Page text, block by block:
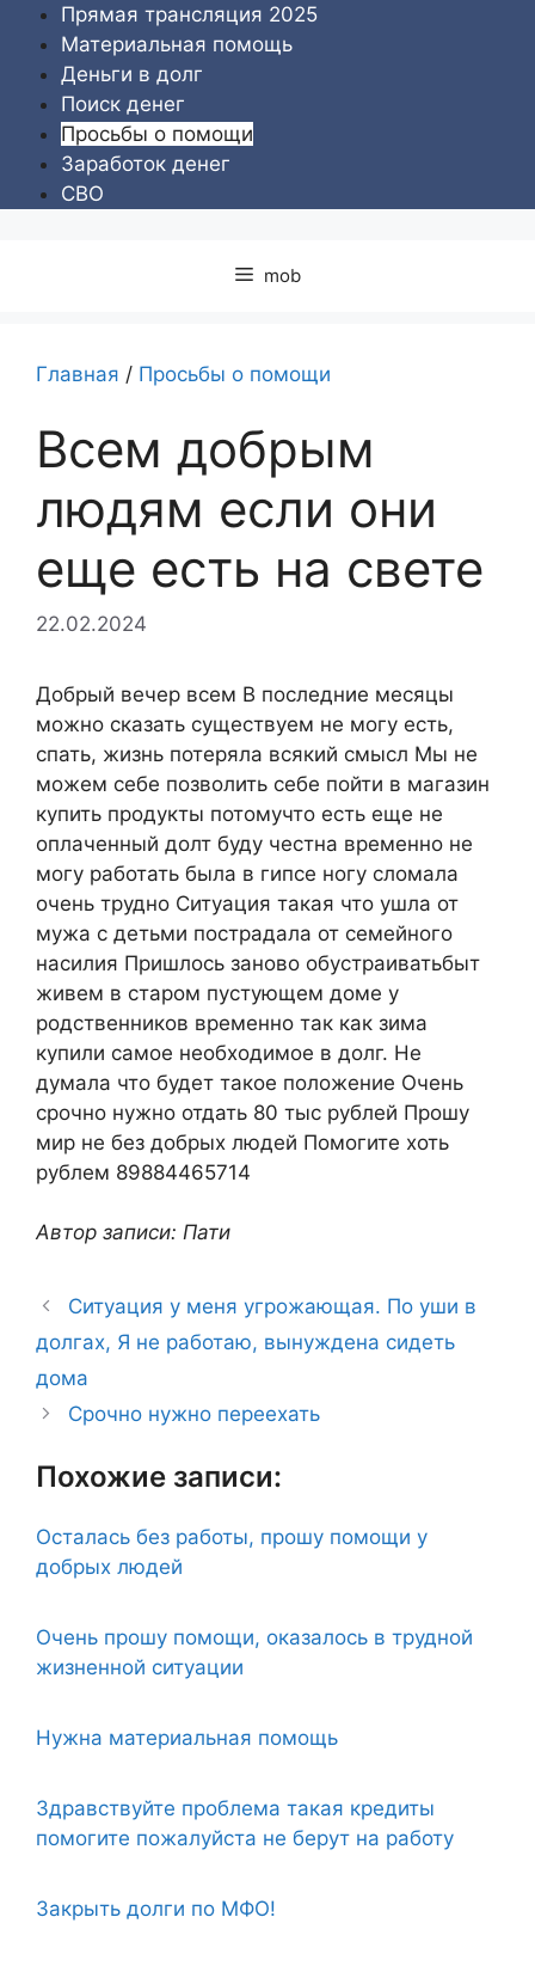
Перейти
содержимому
Прямая трансляция 2025
Материальная помощь
Деньги в долг
Поиск денег
Просьбы о помощи
Заработок денег
СВО
mob
Главная / Просьбы о помощи
Всем добрым
людям если они
еще есть на свете
22.02.2024
Добрый вечер всем В последние месяцы
можно сказать существуем не могу есть,
спать, жизнь потеряла всякий смысл Мы не
можем себе позволить себе пойти в магазин
купить продукты потомучто есть еще не
оплаченный долт буду честна временно не
могу работать была в гипсе ногу сломала
очень трудно Ситуация такая что ушла от
мужа с детьми пострадала от семейного
насилия Пришлось заново обустраиватьбыт
живем в старом пустующем доме у
родственников временно так как зима
купили самое необходимое в долг. Не
думала что будет такое положение Очень
срочно нужно отдать 80 тыс рублей Прошу
мир не без добрых людей Помогите хоть
рублем 89884465714
Автор записи: Пати
Ситуация у меня угрожающая. По уши в
долгах, Я не работаю, вынуждена сидеть
дома
Срочно нужно переехать
Похожие записи:
Осталась без работы, прошу помощи у
добрых людей
Очень прошу помощи, оказалось в трудной
жизненной ситуации
Нужна материальная помощь
Здравствуйте проблема такая кредиты
помогите пожалуйста не берут на работу
Закрыть долги по МФО!